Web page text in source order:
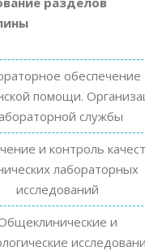
обеспечение
помощи.
службы
и контроль
лабораторных
исследований
и